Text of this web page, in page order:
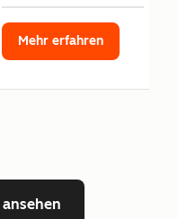
Mehr erfahren